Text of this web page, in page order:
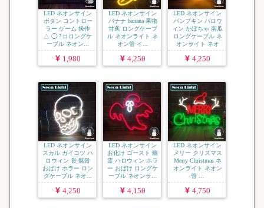
LED ネオンサイン
ボタン コントロー
ラー ゲーム 操作
△ ◯ ? □ ロングケ
ーブル ネオン...
1,980
LED ネオンサイン
バナナ banana 果物
甘蕉 ロングケーブ
ル ネオンライト ネ
オン管 イ...
4,250
LED ネオンサイン
パンプキン ハロウ
ィン かぼちゃ 南瓜
ロングケーブル ネ
オンライト ネオ
ン...
4,250
LED ネオンサイン
スカル ガイコツ ハ
ロウィン 骨 骸骨
おばけ ホラー ロン
グケーブル ネオ...
4,250
LED ネオンサイン
お化け ゴースト 幽
霊 ハロウィン ホラ
ー おばけ ロングケ
ーブル ネオンラ...
4,150
LED ネオンサイン
メリー クリスマス
Merry Christmas ネ
オンライト ネオン
管 ...
4,750